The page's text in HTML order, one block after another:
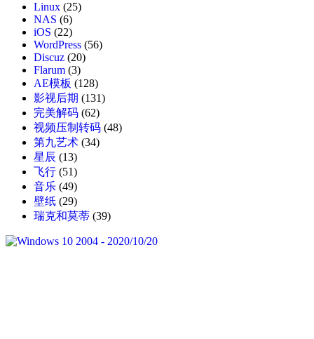
Linux (25)
NAS (6)
iOS (22)
WordPress (56)
Discuz (20)
Flarum (3)
AE模板 (128)
影视后期 (131)
完美解码 (62)
视频压制转码 (48)
第九艺术 (34)
星辰 (13)
飞行 (51)
音乐 (49)
壁纸 (29)
瑞克和莫蒂 (39)